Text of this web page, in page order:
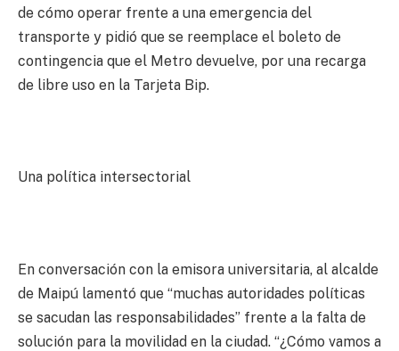
de cómo operar frente a una emergencia del
transporte y pidió que se reemplace el boleto de
contingencia que el Metro devuelve, por una recarga
de libre uso en la Tarjeta Bip.
Una política intersectorial
En conversación con la emisora universitaria, al alcalde
de Maipú lamentó que “muchas autoridades políticas
se sacudan las responsabilidades” frente a la falta de
solución para la movilidad en la ciudad. “¿Cómo vamos a